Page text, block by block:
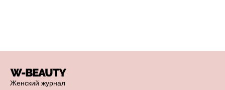
Женский журнал